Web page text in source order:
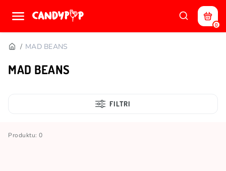
0
MAD BEANS
MAD BEANS
FILTRI
Produktu: 0